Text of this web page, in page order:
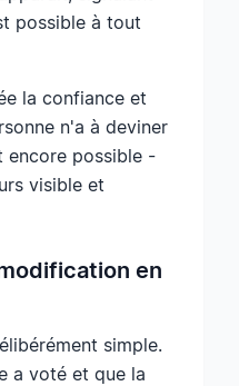
possible à tout
la confiance et
n'a à deviner
encore possible -
visible et
en
simple.
a voté et que la